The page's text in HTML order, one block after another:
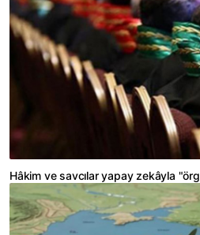
Hâkim ve savcılar yapay zekâyla